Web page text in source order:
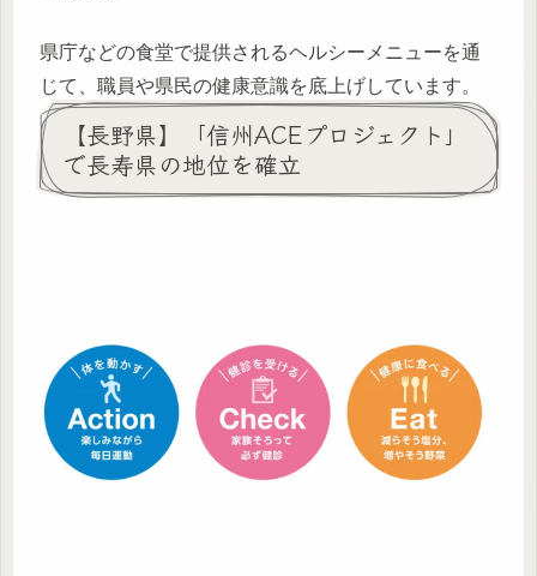
県庁などの食堂で提供されるヘルシーメニューを通
じて、職員や県民の健康意識を底上げしています。
【長野県】「信州ACEプロジェクト」
で長寿県の地位を確立